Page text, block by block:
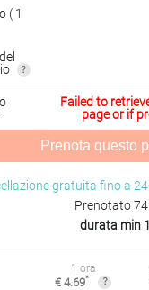
(1
Failed to
page or if
Prenota questo
gratuita fino a
Prenotato
durata min
1 ora
€ 4.69*